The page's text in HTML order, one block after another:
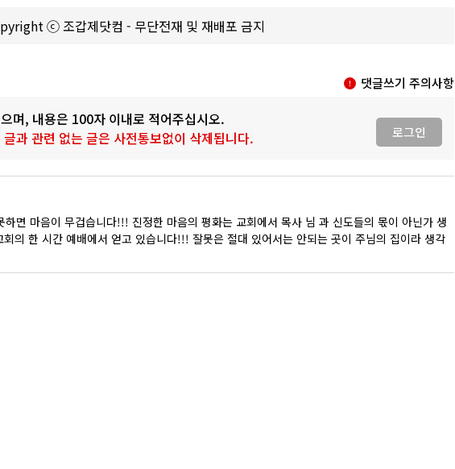
ⓒ 조갑제닷컴 - 무단전재 및 재배포 금지
댓글쓰기 주의사항
며, 내용은 100자 이내로 적어주십시오.
과 관련 없는 글은 사전통보없이 삭제됩니다.
로그인
면 마음이 무겁습니다!!! 진정한 마음의 평화는 교회에서 목사 님 과 신도들의 몫이 아닌가 생
의 한 시간 예배에서 얻고 있습니다!!! 잘못은 절대 있어서는 안되는 곳이 주님의 집이라 생각